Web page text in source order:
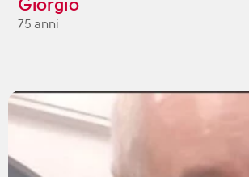
Giorgio
75 anni